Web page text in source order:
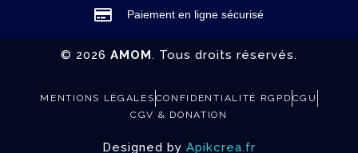
Paiement en ligne sécurisé
© 2026 AMOM. Tous droits réservés.
MENTIONS LÉGALES CONFIDENTIALITÉ RGPD CGU
CGV & DONATION
Designed by Apikcrea.fr